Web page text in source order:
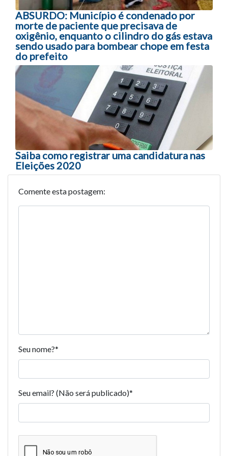
ABSURDO: Município é condenado por
morte de paciente que precisava de
oxigênio, enquanto o cilindro do gás estava
sendo usado para bombear chope em festa
do prefeito
Saiba como registrar uma candidatura nas
Eleições 2020
Comente esta postagem:
Seu nome?*
Seu email? (Não será publicado)*